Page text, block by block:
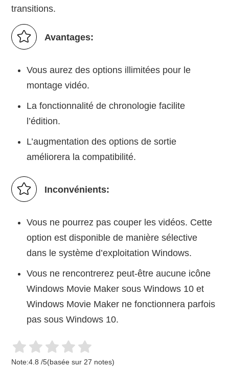
transitions.
Avantages:
Vous aurez des options illimitées pour le
montage vidéo.
La fonctionnalité de chronologie facilite
l’édition.
L’augmentation des options de sortie
améliorera la compatibilité.
Inconvénients:
Vous ne pourrez pas couper les vidéos. Cette
option est disponible de manière sélective
dans le système d’exploitation Windows.
Vous ne rencontrerez peut-être aucune icône
Windows Movie Maker sous Windows 10 et
Windows Movie Maker ne fonctionnera parfois
pas sous Windows 10.
Note:4.8 /5(basée sur 27 notes)